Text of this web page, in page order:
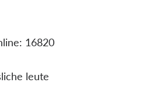
16820
leute